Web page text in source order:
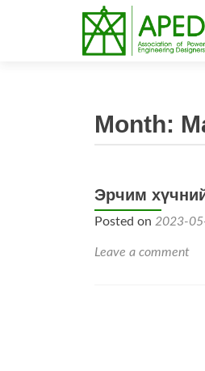
Month:
Эрчим
Posted on 2023-
Leave a comment